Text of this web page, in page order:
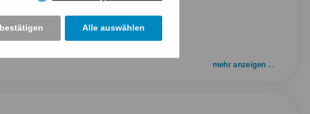
Dorfstr. 35
mehr anzeigen ...
Alle auswählen